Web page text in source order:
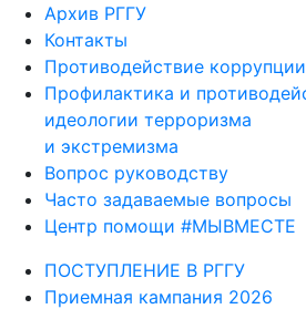
Архив РГГУ
Контакты
Противодействие коррупции
Профилактика и
идеологии терроризма
и экстремизма
Вопрос руководству
Часто задаваемые вопросы
Центр помощи #МЫВМЕСТЕ
ПОСТУПЛЕНИЕ В РГГУ
Приемная кампания 2026